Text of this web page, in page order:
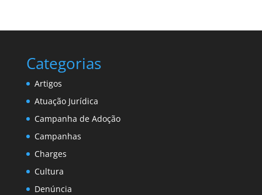
Categorias
Artigos
Atuação Jurídica
Campanha de Adoção
Campanhas
Charges
Cultura
Denúncia